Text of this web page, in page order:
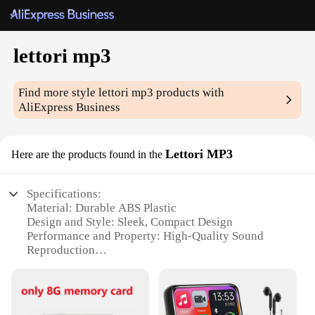
lettori mp3
Find more stylelettori mp3 products with
AliExpress Business
Here are the products found in the Lettori MP3
Specifications:
Material: Durable ABS Plastic
Design and Style: Sleek, Compact Design
Performance and Property: High-Quality Sound
Reproduction
Typical Adaptive Scenario: Commuting, Exercising,